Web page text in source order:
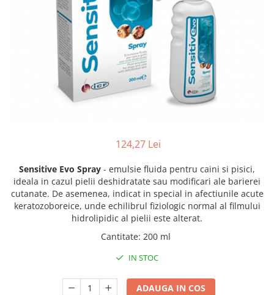
Antiparazitare interne si externe
Diverse caini
Suplimente nutritive, vitamine
Castroane si boluri pentru apa si
mancare
Custi transport - Caini
Hamuri, Lese si Zgarzi
Paturi, perne si cosuri pentru caini
Sampoane si Balsamuri
Antiparazitare interne si externe
Diverse pisici
Suplimente nutritive, vitamine
Igiena si ingrijire pisici
Perii si descalcitoare pisici
Sampoane si Balsamuri
Solutii Atractante si repelente
Ansambluri de joaca, sisaluri
Castroane si boluri pentru apa si
Custi transport - Pisici
124,27 Lei
Sensitive Evo Spray - emulsie fluida pentru caini si pisici,
ideala in cazul pielii deshidratate sau modificari ale barierei
cutanate. De asemenea, indicat in special in afectiunile acute
keratozoboreice, unde echilibrul fiziologic normal al filmului
hidrolipidic al pielii este alterat.
Cantitate: 200 ml
IN STOC
ADAUGA IN COS